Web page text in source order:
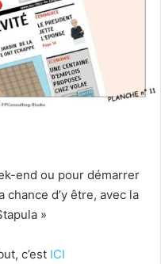
end ou pour démarrer
d’y être, avec la
»
c’est ICI